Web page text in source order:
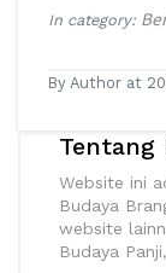
In category:
By Author at
Tentang
Website ini
Budaya
website
Budaya